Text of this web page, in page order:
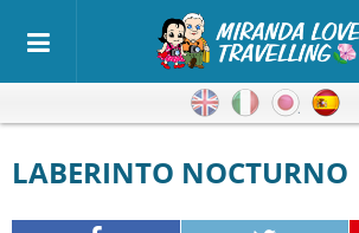
Inglés ItalianoJaponés
LABERINTO NOCTURNO